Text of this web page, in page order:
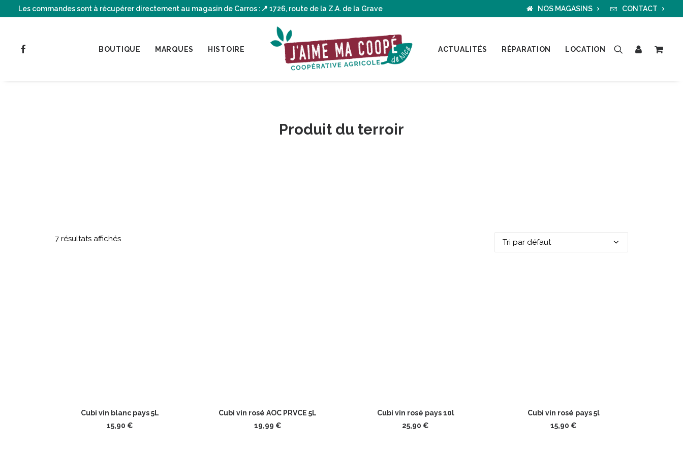
Les commandes sont à récupérer directement au magasin de Carros :📍 1726, route de la Z.A. de la Grave NOS MAGASINS CONTACT
BOUTIQUE MARQUES HISTOIRE ACTUALITÉS RÉPARATION LOCATION
Produit du terroir
7 résultats affichés
AJOUTER AU PANIER
Cubi vin blanc pays 5L
15,90 €
AJOUTER AU PANIER
Cubi vin rosé AOC PRVCE 5L
19,99 €
AJOUTER AU PANIER
Cubi vin rosé pays 10l
25,90 €
AJOUTER AU PANIER
Cubi vin rosé pays 5l
15,90 €